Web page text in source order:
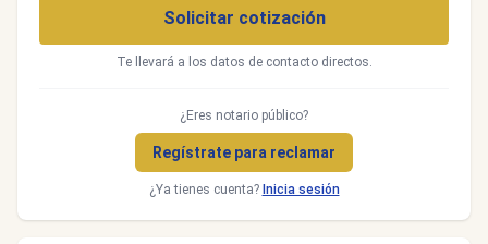
Solicitar cotización
Te llevará a los datos de contacto directos.
¿Eres notario público?
Regístrate para reclamar
¿Ya tienes cuenta? Inicia sesión